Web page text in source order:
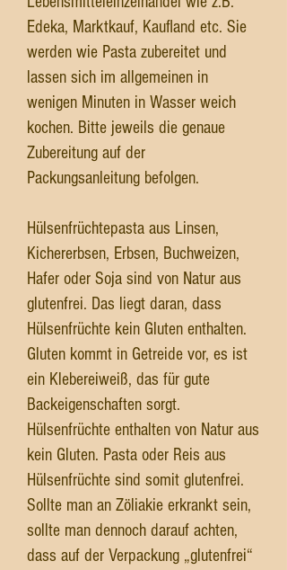
Edeka, Marktkauf, Kaufland etc. Sie
werden wie Pasta zubereitet und
lassen sich im allgemeinen in
wenigen Minuten in Wasser weich
kochen. Bitte jeweils die genaue
Zubereitung auf der
Packungsanleitung befolgen.
Hülsenfrüchtepasta aus Linsen,
Kichererbsen, Erbsen, Buchweizen,
Hafer oder Soja sind von Natur aus
glutenfrei. Das liegt daran, dass
Hülsenfrüchte kein Gluten enthalten.
Gluten kommt in Getreide vor, es ist
ein Klebereiweiß, das für gute
Backeigenschaften sorgt.
Hülsenfrüchte enthalten von Natur aus
kein Gluten. Pasta oder Reis aus
Hülsenfrüchte sind somit glutenfrei.
Sollte man an Zöliakie erkrankt sein,
sollte man dennoch darauf achten,
dass auf der Verpackung „glutenfrei“